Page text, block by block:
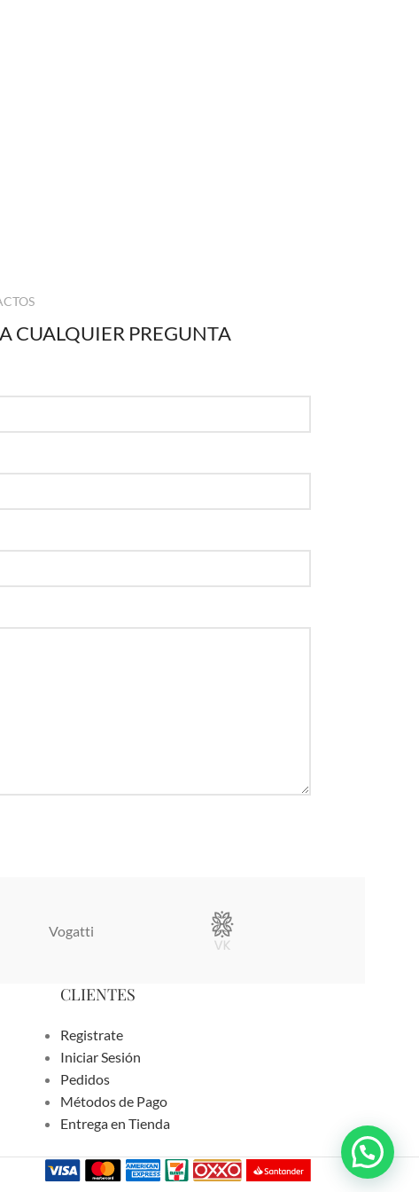
CUALQUIER PREGUNTA
Vogatti
CLIENTES
Registrate
Iniciar Sesión
Pedidos
Métodos de Pago
Entrega en Tienda